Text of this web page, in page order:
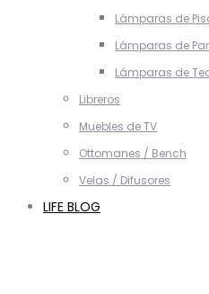
Lámparas de
Lámparas de
Lámparas de
Libreros
Muebles de TV
Ottomanes / Bench
Velas / Difusores
LIFE BLOG